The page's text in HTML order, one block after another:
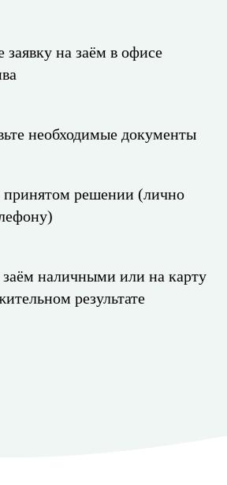
заявку на заём в офисе
необходимые документы
принятом решении (лично
наличными или на карту
результате